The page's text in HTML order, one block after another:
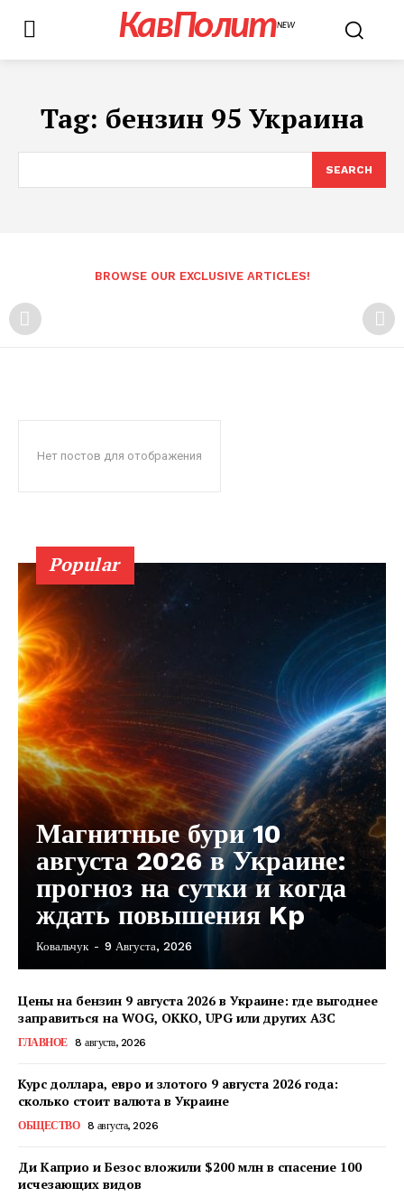
КавПолитNEW
Tag: бензин 95 Украина
SEARCH
BROWSE OUR EXCLUSIVE ARTICLES!
Нет постов для отображения
Popular
Магнитные бури 10
августа 2026 в Украине:
прогноз на сутки и когда
ждать повышения Kp
Ковальчук - 9 Августа, 2026
Цены на бензин 9 августа 2026 в Украине: где выгоднее
заправиться на WOG, OKKO, UPG или других АЗС
ГЛАВНОЕ 8 августа, 2026
Курс доллара, евро и злотого 9 августа 2026 года:
сколько стоит валюта в Украине
ОБЩЕСТВО 8 августа, 2026
Ди Каприо и Безос вложили $200 млн в спасение 100
исчезающих видов